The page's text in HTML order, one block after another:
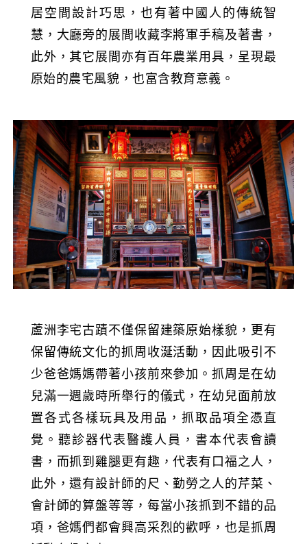
居空間設計巧思，也有著中國人的傳統智
慧，大廳旁的展間收藏李將軍手稿及著書，
此外，其它展間亦有百年農業用具，呈現最
原始的農宅風貌，也富含教育意義。
蘆洲李宅古蹟不僅保留建築原始樣貌，更有
保留傳統文化的抓周收涎活動，因此吸引不
少爸爸媽媽帶著小孩前來參加。抓周是在幼
兒滿一週歲時所舉行的儀式，在幼兒面前放
置各式各樣玩具及用品，抓取品項全憑直
覺。聽診器代表醫護人員，書本代表會讀
書，而抓到雞腿更有趣，代表有口福之人，
此外，還有設計師的尺、勤勞之人的芹菜、
會計師的算盤等等，每當小孩抓到不錯的品
項，爸媽們都會興高采烈的歡呼，也是抓周